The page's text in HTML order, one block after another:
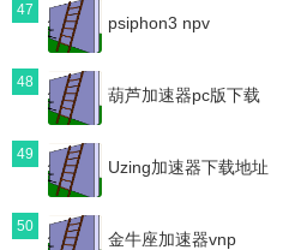
47
psiphon3 npv
48
葫芦加速器pc版下载
49
Uzing加速器下载地址
50
金牛座加速器vnp